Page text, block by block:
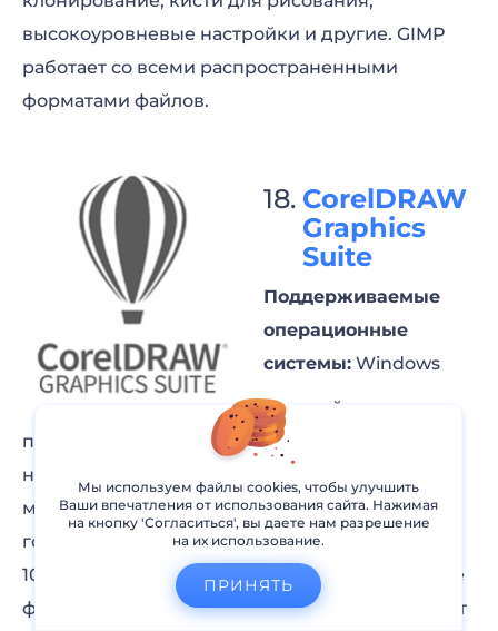
высокоуровневые настройки и другие. GIMP
работает со всеми распространенными
форматами файлов.
CorelDRAW
Graphics
Suite
Поддерживаемые
операционные
системы: Windows
Простой
пользовательский интерфейс и продвинутый
набор инструментов — это про CorelDRAW. В
мощный графический редактор встроены
готовые шаблоны, рамки, 600+ градиентов,
1000 шрифтов, 48 форматов экспорта и другие
функции. Программное обеспечение работает
Мы используем файлы cookies, чтобы улучшить
Ваши впечатления от использования сайта. Нажимая
на кнопку 'Согласиться', вы даете нам разрешение
на их использование.
ПРИНЯТЬ